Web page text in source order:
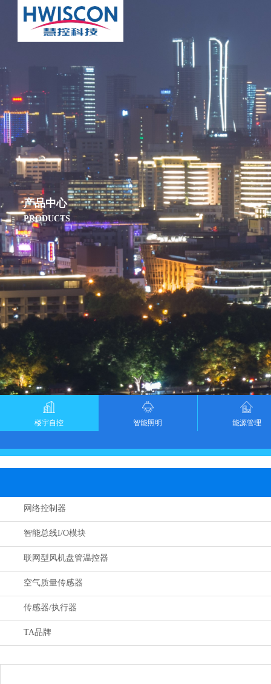
产品中心
PRODUCTS
楼宇自控 智能照明 能源管理
网络控制器
智能总线I/O模块
联网型风机盘管温控器
空气质量传感器
传感器/执行器
TA品牌